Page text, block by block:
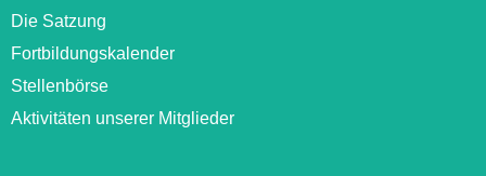
Die Satzung
Fortbildungskalender
Stellenbörse
Aktivitäten unserer Mitglieder